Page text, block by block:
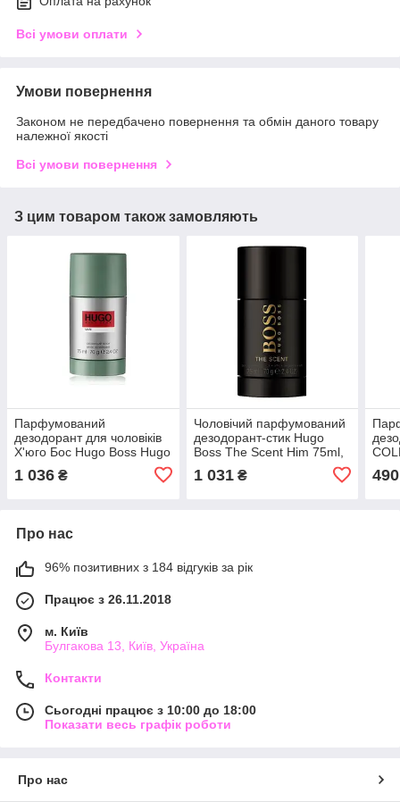
Всі умови оплати
Умови повернення
Законом не передбачено повернення та обмін даного товару
належної якості
Всі умови повернення
З цим товаром також замовляють
Парфумований
дезодорант для чоловіків
Х'юго Бос Hugo Boss Hugo
деревний аромат
1 036 ₴
Чоловічий парфумований
дезодорант-стик Hugo
Boss The Scent Him 75ml,
аромат
1 031₴ 490
Про нас
96% позитивних з 184 відгуків за рік
Працює з 26.11.2018
м. Київ
Булгакова 13, Київ, Україна
Контакти
Сьогодні працює з 10:00 до 18:00
Показати весь графік роботи
Про нас